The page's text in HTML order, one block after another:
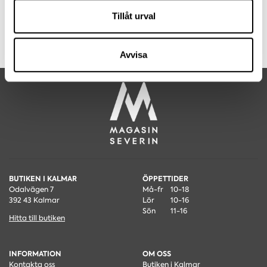
Dessa kan i sin tur kombinera informationen med annan
samlat in när du har använt deras tjänster.
Tillåt urval
Avvisa
54
Höjd
79
Sitthöjd
47
0507009825
BUTIKEN I KALMAR
Odalvägen 7
392 43 Kalmar
Hitta till butiken
ÖPPETTIDER
Må-fr
10-18
Lör
10-16
Sön
11-16
INFORMATION
Kontakta oss
OM OSS
Butiken i Kalmar